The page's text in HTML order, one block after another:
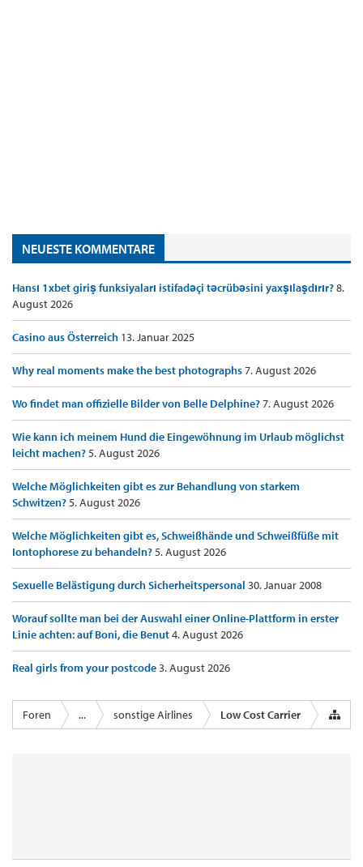
NEUESTE KOMMENTARE
Hansı 1xbet giriş funksiyaları istifadəçi təcrübəsini yaxşılaşdırır?8.
August 2026
Casino aus Österreich 13. Januar 2025
Why real moments make the best photographs7. August 2026
Wo findet man offizielle Bilder von Belle Delphine?7. August 2026
Wie kann ich meinem Hund die Eingewöhnung im Urlaub möglichst
leicht machen?5. August 2026
Welche Möglichkeiten gibt es zur Behandlung von starkem
Schwitzen?5. August 2026
Welche Möglichkeiten gibt es, Schweißhände und Schweißfüße mit
Iontophorese zu behandeln?5. August 2026
Sexuelle Belästigung durch Sicherheitspersonal 30. Januar 2008
Worauf sollte man bei der Auswahl einer Online-Plattform in erster
Linie achten: auf Boni, die Benut4. August 2026
Real girls from your postcode3. August 2026
Foren ... sonstige Airlines Low Cost Carrier